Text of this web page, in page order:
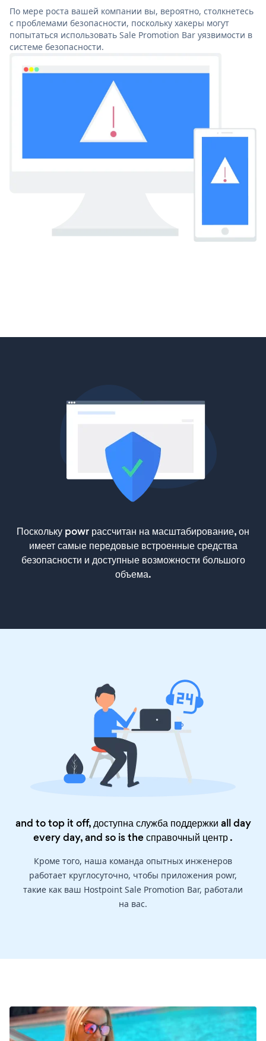
По мере роста вашей компании вы, вероятно, столкнетесь
с проблемами безопасности, поскольку хакеры могут
попытаться использовать Sale Promotion Bar уязвимости в
системе безопасности.
Поскольку powr рассчитан на масштабирование, он
имеет самые передовые встроенные средства
безопасности и доступные возможности большого
объема.
and to top it off, доступна служба поддержки all day
every day, and so is theсправочный центр.
Кроме того, наша команда опытных инженеров
работает круглосуточно, чтобы приложения powr,
такие как ваш Hostpoint Sale Promotion Bar, работали
на вас.